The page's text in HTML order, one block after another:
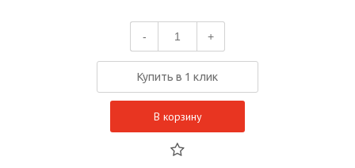
- +
Купить в 1 клик
В корзину